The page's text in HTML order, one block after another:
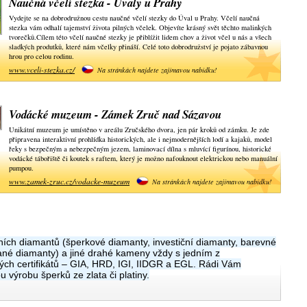
Vydejte se na dobrodružnou cestu naučné včelí stezky do Úval u Prahy. Včelí naučná
stezka vám odhalí tajemství života pilných včelek. Objevíte krásný svět těchto malinkých
tvorečků.Cílem této včelí naučné stezky je přiblížit lidem chov a život včel u nás a všech
sladkých produtků, které nám včelky přináší. Celé toto dobrodružství je pojato zábavnou
hrou pro celou rodinu.
www.vceli-stezka.cz/ Na stránkách najdete zajímavou nabídku!
Vodácké muzeum - Zámek Zruč nad Sázavou
Unikátní muzeum je umístěno v areálu Zručského dvora, jen pár kroků od zámku. Je zde
připravena interaktivní prohlídka historických, ale i nejmodernějších lodí a kajaků, model
řeky s bezpečným a nebezpečným jezem, laminovací dílna s mluvící figurínou, historické
vodácké tábořiště či koutek s raftem, který je možno nafouknout elektrickou nebo manuální
pumpou.
www.zamek-zruc.cz/vodacke-muzeum Na stránkách najdete zajímavou nabídku!
diamantů (šperkové diamanty, investiční diamanty, barevné
diamanty) a jiné drahé kameny vždy s jedním z
certifikátů – GIA, HRD, IGI, IIDGR a EGL. Rádi Vám
výrobu šperků ze zlata či platiny.